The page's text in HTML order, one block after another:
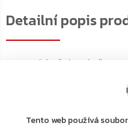
Tento web používá
Detailní popis
Horní dveřní zavírač
Dveře po otevření
úhlu a teprve poté se
Zpoždění je plynule